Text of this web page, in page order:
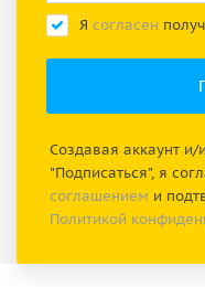
Я согласен
Создавая аккаунт
"Подписаться", я
соглашением и
Политикой